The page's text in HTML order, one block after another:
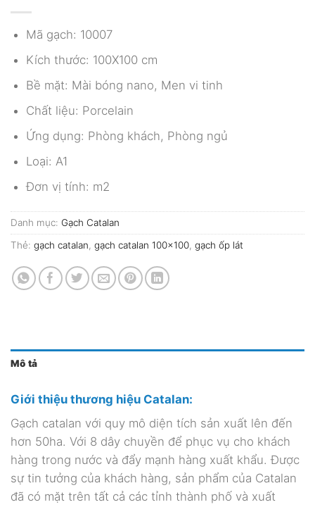
Mã gạch: 10007
Kích thước: 100X100 cm
Bề mặt: Mài bóng nano, Men vi tinh
Chất liệu: Porcelain
Ứng dụng: Phòng khách, Phòng ngủ
Loại: A1
Đơn vị tính: m2
Danh mục: Gạch Catalan
Thẻ: gạch catalan, gạch catalan 100x100, gạch ốp lát
Mô tả
Giới thiệu thương hiệu Catalan:
Gạch catalan với quy mô diện tích sản xuất lên đến
hơn 50ha. Với 8 dây chuyền để phục vụ cho khách
hàng trong nước và đẩy mạnh hàng xuất khẩu. Được
sự tin tưởng của khách hàng, sản phẩm của Catalan
đã có mặt trên tất cả các tỉnh thành phố và xuất